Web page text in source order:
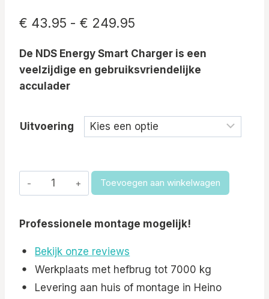
€ 43.95 - € 249.95
De NDS Energy Smart Charger is een
veelzijdige en gebruiksvriendelijke
acculader
Uitvoering
NDS
Energy
Dometic
Charger
Acculader
230v
Toevoegen aan winkelwagen
Professionele montage mogelijk!
Bekijk onze reviews
Werkplaats met hefbrug tot 7000 kg
Levering aan huis of montage in Heino